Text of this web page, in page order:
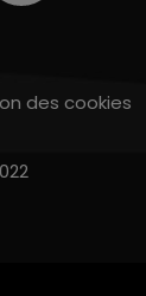
des cookies